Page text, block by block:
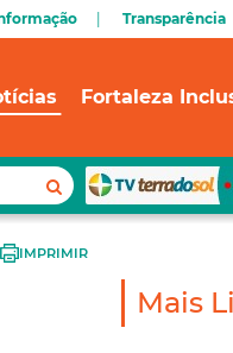
Transparência
Fortaleza
IMPRIMIR
Mais